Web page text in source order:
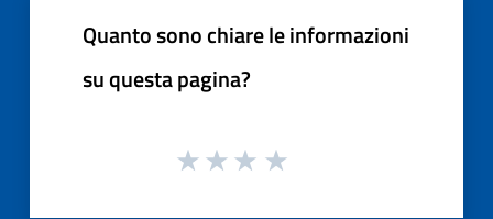
Quanto sono chiare le informazioni
su questa pagina?